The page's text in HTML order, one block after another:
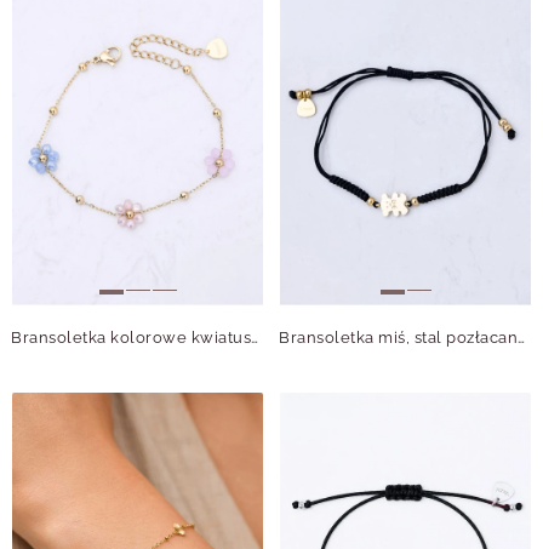
Bransoletka kolorowe kwiatuszki, stal pozłacana S112740Z00 Bransoletka miś, stal pozłacana S111860Z01